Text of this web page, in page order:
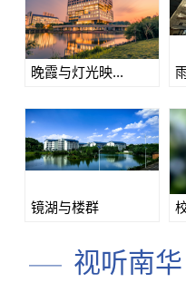
晚霞与灯光映...
镜湖与楼群
视听南华